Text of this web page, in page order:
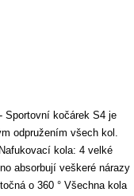
Sportovní kočárek S4 je
odpružením všech kol.
kola: 4 velké
absorbují veškeré nárazy
o 360 ° Všechna kola